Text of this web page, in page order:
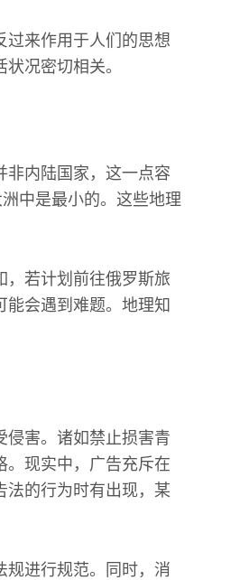
过来作用于人们的思想
况密切相关。
非内陆国家，这一点容
中是最小的。这些地理
，若计划前往俄罗斯旅
会遇到难题。地理知
侵害。诸如禁止损害青
。现实中，广告充斥在
法的行为时有出现，某
规进行规范。同时，消